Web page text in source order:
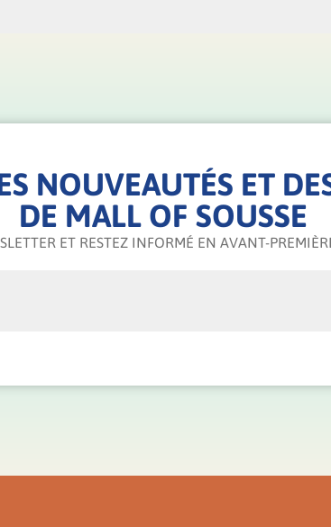
NOUVEAUTÉS ET
DE MALL OF SOUSSE
ET RESTEZ INFORMÉ EN AVANT-